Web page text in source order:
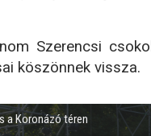
Szerencsi
köszönnek vissza.
a Koronázó téren